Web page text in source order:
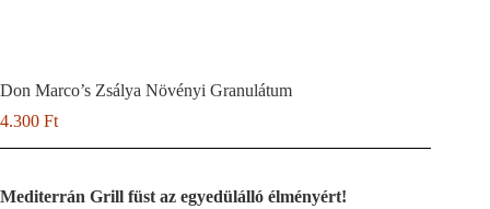
Don Marco’s Zsálya Növényi Granulátum
4.300 Ft
Mediterrán Grill füst az egyedülálló élményért!